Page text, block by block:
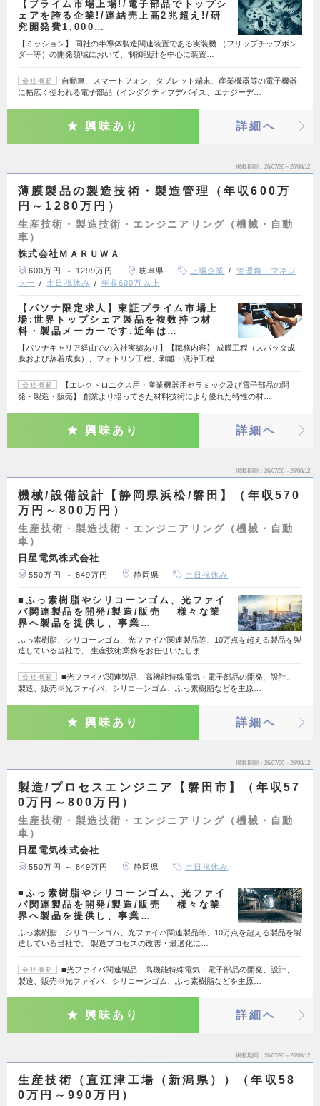
【プライム市場上場!/電子部品でトップシ
ェアを誇る企業!/連結売上高2兆超え!/研
究開発費1,000…
【ミッション】 同社の半導体製造関連装置である実装機 （フリップチップボン
ダー等）の開発領域において、制御設計を中心に装置…
会社概要
自動車、スマートフォン、タブレット端末、産業機器等の電子機器
に幅広く使われる電子部品（インダクティブデバイス、エナジーデ…
興味あり 詳細へ
掲載期間 26/07/30～26/08/12
薄膜製品の製造技術・製造管理（年収600万
円～1280万円）
生産技術・製造技術・エンジニアリング（機械・自動
車）
株式会社ＭＡＲＵＷＡ
600万円 ～ 1299万円 岐阜県 上場企業
管理職・マネジ
ャー
土日祝休み 年収600万以上
【パソナ限定求人】東証プライム市場上
場:世界トップシェア製品を複数持つ材
料・製品メーカーです.近年は…
【パソナキャリア経由での入社実績あり】【職務内容】 成膜工程（スパッタ成
膜および蒸着成膜）、フォトリソ工程、剥離・洗浄工程…
会社概要
【エレクトロニクス用・産業機器用セラミック及び電子部品の開
発・製造・販売】 創業より培ってきた材料技術により優れた特性の材…
興味あり 詳細へ
掲載期間 26/07/30～26/08/12
機械/設備設計【静岡県浜松/磐田】（年収570
万円～800万円）
生産技術・製造技術・エンジニアリング（機械・自動
車）
日星電気株式会社
550万円 ～ 849万円 静岡県 土日祝休み
■ふっ素樹脂やシリコーンゴム、光ファイ
バ関連製品を開発/製造/販売 様々な業
界へ製品を提供し、事業…
ふっ素樹脂、シリコーンゴム、光ファイバ関連製品等、10万点を超える製品を製
造している当社で、 生産技術業務をお任せいたしま…
会社概要
■光ファイバ関連製品、高機能特殊電気・電子部品の開発、設計、
製造、販売※光ファイバ、シリコーンゴム、ふっ素樹脂などを主原…
興味あり 詳細へ
掲載期間 26/07/30～26/08/12
製造/プロセスエンジニア【磐田市】（年収57
0万円～800万円）
生産技術・製造技術・エンジニアリング（機械・自動
車）
日星電気株式会社
550万円 ～ 849万円 静岡県 土日祝休み
■ふっ素樹脂やシリコーンゴム、光ファイ
バ関連製品を開発/製造/販売 様々な業
界へ製品を提供し、事業…
ふっ素樹脂、シリコーンゴム、光ファイバ関連製品等、10万点を超える製品を製
造している当社で、 製造プロセスの改善・最適化に…
会社概要
■光ファイバ関連製品、高機能特殊電気・電子部品の開発、設計、
製造、販売※光ファイバ、シリコーンゴム、ふっ素樹脂などを主原…
興味あり 詳細へ
掲載期間 26/07/30～26/08/12
生産技術（直江津工場（新潟県））（年収58
0万円～990万円）